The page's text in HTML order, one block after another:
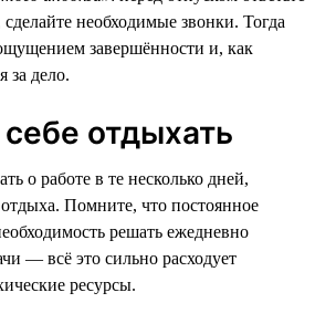
необходимые звонки. Тогда
завершённости и, как
за дело.
отдыхать
о работе в те несколько дней,
Помните, что постоянное
решать ежедневно
— всё это сильно расходует
ресурсы.